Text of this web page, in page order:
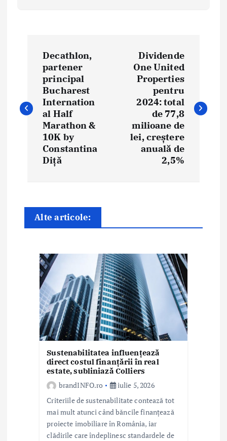
i
n
Decathlon,
partener
principal
Bucharest
Internation
al Half
Marathon &
10K by
Constantina
Diță
Dividende
One United
Properties
pentru
2024: total
de 77,8
milioane de
lei, creștere
anuală de
2,5%
Alte articole:
Sustenabilitatea influențează
direct costul finanțării în real
estate, subliniază Colliers
brandINFO.ro
iulie 5, 2026
Criteriile de sustenabilitate contează tot
mai mult atunci când băncile finanțează
proiecte imobiliare în România, iar
clădirile care îndeplinesc standardele de